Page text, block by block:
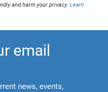
and harm your privacy.Learn
email
news, events,